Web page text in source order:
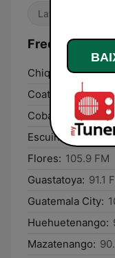
Latina
Frequências
Chiquimula: 91.1
Coatepeque:
Cobán:
105.9 FM
Escuintla: 93.5 FM
Flores: 105.9 FM
Guastatoya: 91.1
Guatemala City:
Huehuetenango:
Mazatenango: